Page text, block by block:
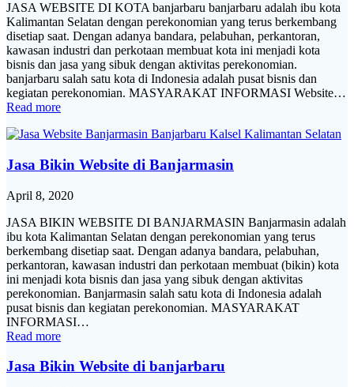
JASA WEBSITE DI KOTA banjarbaru banjarbaru adalah ibu kota
Kalimantan Selatan dengan perekonomian yang terus berkembang
disetiap saat. Dengan adanya bandara, pelabuhan, perkantoran,
kawasan industri dan perkotaan membuat kota ini menjadi kota
bisnis dan jasa yang sibuk dengan aktivitas perekonomian.
banjarbaru salah satu kota di Indonesia adalah pusat bisnis dan
kegiatan perekonomian. MASYARAKAT INFORMASI Website…
Read more
Jasa Bikin Website di Banjarmasin
April 8, 2020
JASA BIKIN WEBSITE DI BANJARMASIN Banjarmasin adalah
ibu kota Kalimantan Selatan dengan perekonomian yang terus
berkembang disetiap saat. Dengan adanya bandara, pelabuhan,
perkantoran, kawasan industri dan perkotaan membuat (bikin) kota
ini menjadi kota bisnis dan jasa yang sibuk dengan aktivitas
perekonomian. Banjarmasin salah satu kota di Indonesia adalah
pusat bisnis dan kegiatan perekonomian. MASYARAKAT
INFORMASI…
Read more
Jasa Bikin Website di banjarbaru